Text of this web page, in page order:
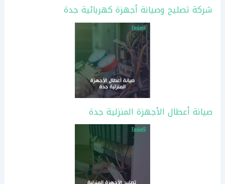
شركة تصليح وصيانة أجهزة كهربائية جدة
صيانة أعطال الأجهزة المنزلية جدة